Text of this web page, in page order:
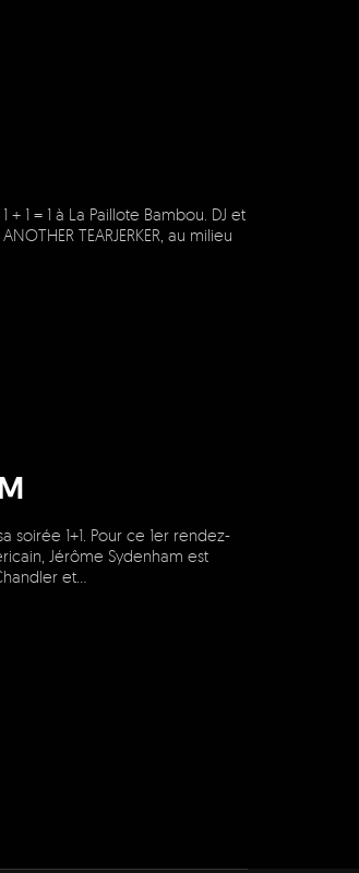
1 = 1 à La Paillote Bambou. DJ et
TEARJERKER, au milieu
soirée 1+1. Pour ce 1er rendez-
Jérôme Sydenham est
et…